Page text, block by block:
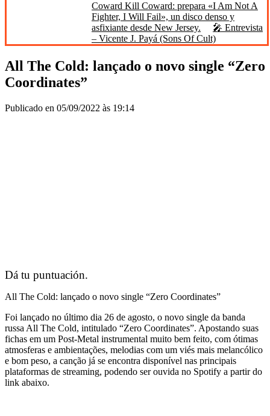
Coward Kill Coward: prepara «I Am Not A
Fighter, I Will Fail», un disco denso y
asfixiante desde New Jersey.
🎤 Entrevista
– Vicente J. Payá (Sons Of Cult)
All The Cold: lançado o novo single “Zero
Coordinates”
Publicado en 05/09/2022 às 19:14
Dá tu puntuación.
All The Cold: lançado o novo single “Zero Coordinates”
Foi lançado no último dia 26 de agosto, o novo single da banda
russa All The Cold, intitulado “Zero Coordinates”. Apostando suas
fichas em um Post-Metal instrumental muito bem feito, com ótimas
atmosferas e ambientações, melodias com um viés mais melancólico
e bom peso, a canção já se encontra disponível nas principais
plataformas de streaming, podendo ser ouvida no Spotify a partir do
link abaixo.